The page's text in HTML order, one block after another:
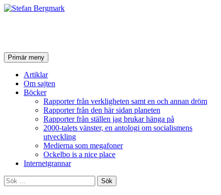
SökPrimär meny Hoppa
till
innehåll
Artiklar
Om sajten
Böcker
Rapporter från verkligheten samt en och annan dröm
Rapporter från den här sidan planeten
Rapporter från ställen jag brukar hänga på
2000-talets vänster, en antologi om socialismens
utveckling
Medierna som megafoner
Ockelbo is a nice place
Internetgrannar
Sök
efter: